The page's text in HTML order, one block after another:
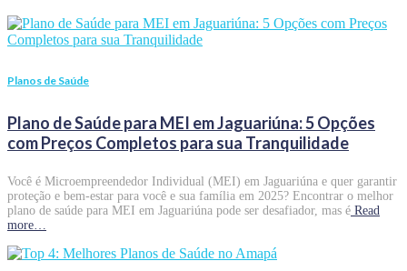
Planos de Saúde
Plano de Saúde para MEI em Jaguariúna: 5 Opções
com Preços Completos para sua Tranquilidade
Você é Microempreendedor Individual (MEI) em Jaguariúna e quer garantir
proteção e bem-estar para você e sua família em 2025? Encontrar o melhor
plano de saúde para MEI em Jaguariúna pode ser desafiador, mas é Read
more…